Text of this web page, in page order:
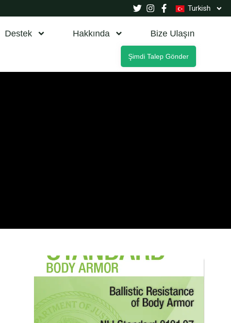
Turkish
Destek Hakkında Bize Ulaşın
Şimdi Talep Gönder